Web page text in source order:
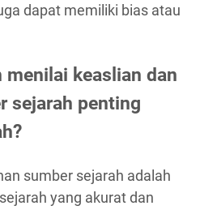
dapat memiliki bias atau
menilai keaslian dan
sejarah penting
sumber sejarah adalah
yang akurat dan